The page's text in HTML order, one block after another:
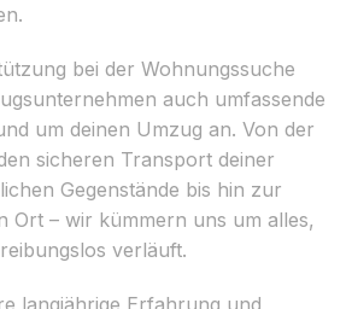
bei der Wohnungssuche
auch umfassende
um deinen Umzug an. Von der
sicheren Transport deiner
Gegenstände bis hin zur
Ort – wir kümmern uns um alles,
verläuft.
langjährige Erfahrung und